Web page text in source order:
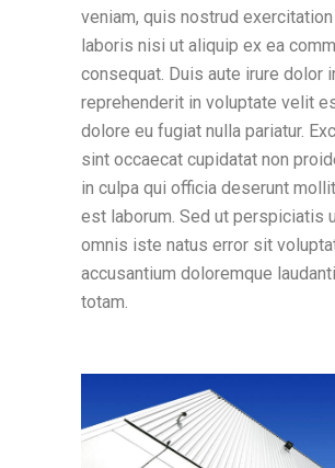
veniam, quis nostrud
laboris nisi ut aliquip ex ea
consequat. Duis aute irure dolor
reprehenderit in voluptate velit
dolore eu fugiat nulla pariatur.
sint occaecat cupidatat non
in culpa qui officia deserunt
est laborum. Sed ut perspiciatis
omnis iste natus error sit
accusantium doloremque
totam.